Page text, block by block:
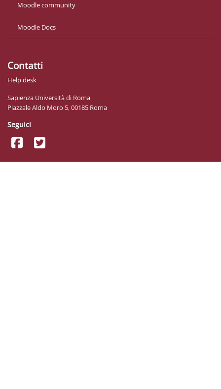
Moodle community
Moodle Docs
Contatti
Help desk
Sapienza Università di Roma
Piazzale Aldo Moro 5, 00185 Roma
Seguici